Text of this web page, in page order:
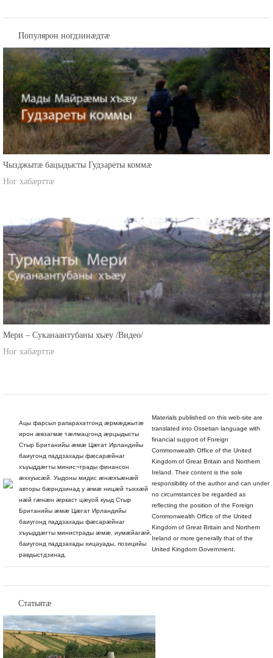
Популярон ногдзинæдтæ
Чызджытæ бацыдысты Гудзареты коммæ
Ног хабæрттæ
Мери – Суканаантубаны хъæу /Видео/
Ног хабæрттæ
Ацы фарсыл рапарахатгонд æрмæджытæ
ирон æвзагмæ тæлмацгонд æрцыдысты
Стыр Британийы æмæ Цæгат Ирландийы
баиугонд паддзахады фæсарæйнаг
хъуыддæгты минис¬трады финансон
æххуысæй. Уыдоны мидис æнæхъæнæй
авторы бæрндзинад у æмæ ницæй тыххæй
нæй гæнæн æркаст цæуой куыд Стыр
Британийы æмæ Цæгат Ирландийы
баиугонд паддзахады фæсарæйнаг
хъуыддæгты министрады æмæ, иумæйагæй,
баиугонд паддзахады хицауады, позицийы
равдыстдзинад.
Materials published on this web-site are
translated into Ossetian language with
financial support of Foreign
Commonwealth Office of the United
Kingdom of Great Britain and Northern
Ireland. Their content is the sole
responsibility of the author and can under
no circumstances be regarded as
reflecting the position of the Foreign
Commonwealth Office of the United
Kingdom of Great Britain and Northern
Ireland or more generally that of the
United Kingdom Government.
Статьятæ